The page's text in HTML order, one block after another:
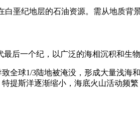
垩纪地层的石油资源。需从地质背
后一个纪，以广泛的海相沉积和生
全球1/3陆地被淹没，形成大量浅海
提斯洋逐渐缩小，海底火山活动频